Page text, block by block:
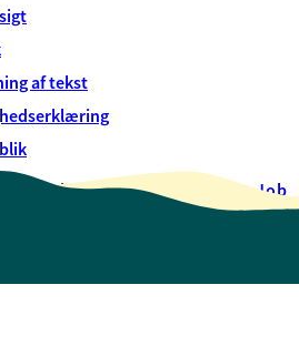
af tekst
Oversigt over selvbetjeningJob